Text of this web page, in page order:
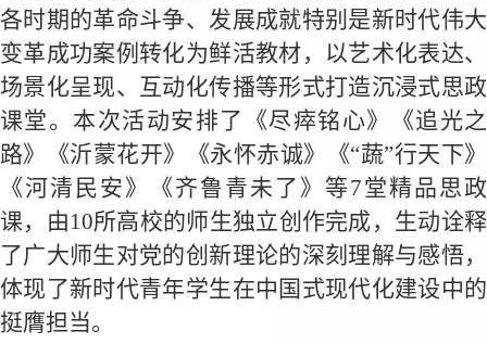
各时期的革命斗争、发展成就特别是新时代伟大
变革成功案例转化为鲜活教材，以艺术化表达、
场景化呈现、互动化传播等形式打造沉浸式思政
课堂。本次活动安排了《尽瘁铭心》《追光之
路》《沂蒙花开》《永怀赤诚》《“蔬”行天下》
《河清民安》《齐鲁青未了》等7堂精品思政
课，由10所高校的师生独立创作完成，生动诠释
了广大师生对党的创新理论的深刻理解与感悟，
体现了新时代青年学生在中国式现代化建设中的
挺膺担当。